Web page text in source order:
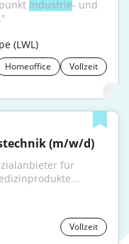
Industrie- und
(LWL)
Homeoffice
Vollzeit
(m/w/d)
für
Vollzeit